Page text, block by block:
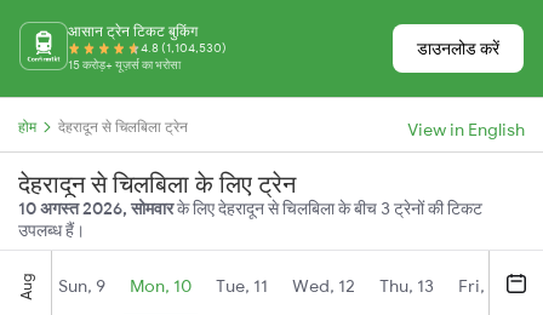
आसान ट्रेन टिकट बुकिंग
4.8 (1,104,530)
15 करोड़+ यूज़र्स का भरोसा
डाउनलोड करें
होम देहरादून से चिलबिला ट्रेन View in English
देहरादून से चिलबिला के लिए ट्रेन
10 अगस्त 2026, सोमवारके लिए देहरादून से चिलबिला के बीच 3 ट्रेनों की टिकट
उपलब्ध हैं।
Aug Sun, 9 Mon, 10 Tue, 11 Wed, 12 Thu, 13 Fri, 14